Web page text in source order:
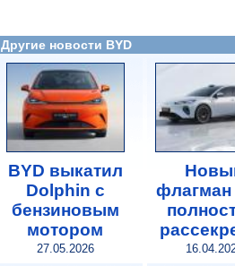
Другие новости BYD
BYD выкатил
Dolphin с
бензиновым
мотором
27.05.2026
флагман